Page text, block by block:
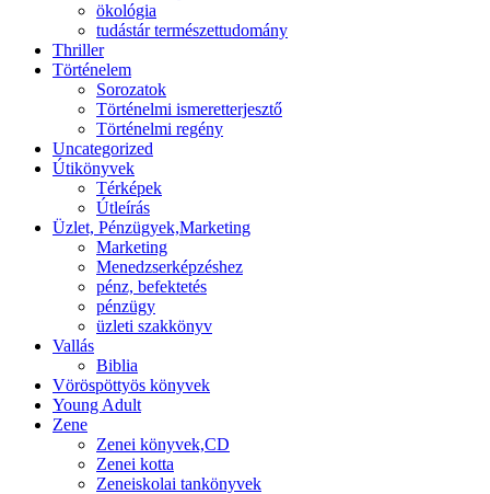
ökológia
tudástár természettudomány
Thriller
Történelem
Sorozatok
Történelmi ismeretterjesztő
Történelmi regény
Uncategorized
Útikönyvek
Térképek
Útleírás
Üzlet, Pénzügyek,Marketing
Marketing
Menedzserképzéshez
pénz, befektetés
pénzügy
üzleti szakkönyv
Vallás
Biblia
Vöröspöttyös könyvek
Young Adult
Zene
Zenei könyvek,CD
Zenei kotta
Zeneiskolai tankönyvek